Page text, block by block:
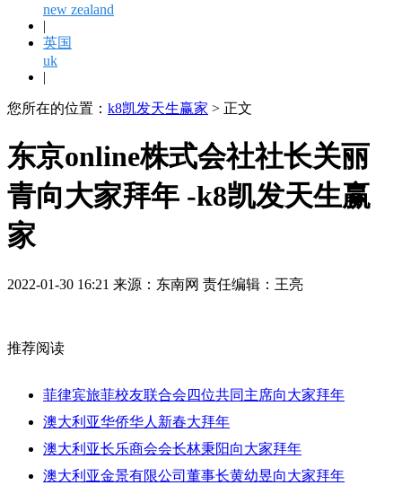
new zealand
|
英国
uk
|
您所在的位置： k8凯发天生赢家 > 正文
东京online株式会社社长关丽
青向大家拜年 -k8凯发天生赢
家
2022-01-30 16:21 来源：东南网 责任编辑：王亮
推荐阅读
菲律宾旅菲校友联合会四位共同主席向大家拜年
澳大利亚华侨华人新春大拜年
澳大利亚长乐商会会长林秉阳向大家拜年
澳大利亚金景有限公司董事长黄幼昱向大家拜年